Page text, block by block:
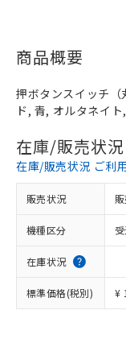
商品概要
押ボタンスイッチ
ド, 青, オルタネイ
在庫/販売状況
在庫/販売状況 ご利
販売状況
機種区分
在庫状況
標準価格(税別) ¥